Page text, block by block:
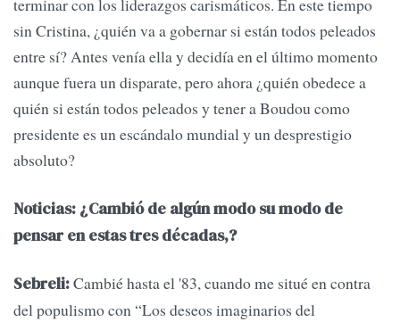
terminar con los liderazgos carismáticos. En este tiempo
sin Cristina, ¿quién va a gobernar si están todos peleados
entre sí? Antes venía ella y decidía en el último momento
aunque fuera un disparate, pero ahora ¿quién obedece a
quién si están todos peleados y tener a Boudou como
presidente es un escándalo mundial y un desprestigio
absoluto?
Noticias: ¿Cambió de algún modo su modo de
pensar en estas tres décadas,?
Sebreli:Cambié hasta el '83, cuando me situé en contra
del populismo con “Los deseos imaginarios del